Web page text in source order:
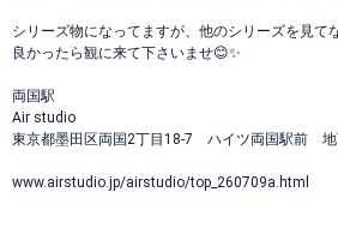
シリーズ物になってますが、他のシリーズを見て
良かったら観に来て下さいませ😊✨
両国駅
Air studio
東京都墨田区両国2丁目18-7 ハイツ両国駅前 地
www.airstudio.jp/airstudio/top_260709a.html